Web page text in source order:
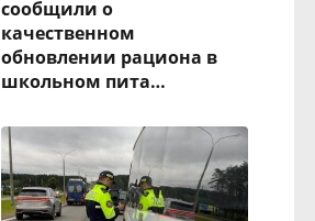
сообщили о
качественном
обновлении рациона в
школьном пита…